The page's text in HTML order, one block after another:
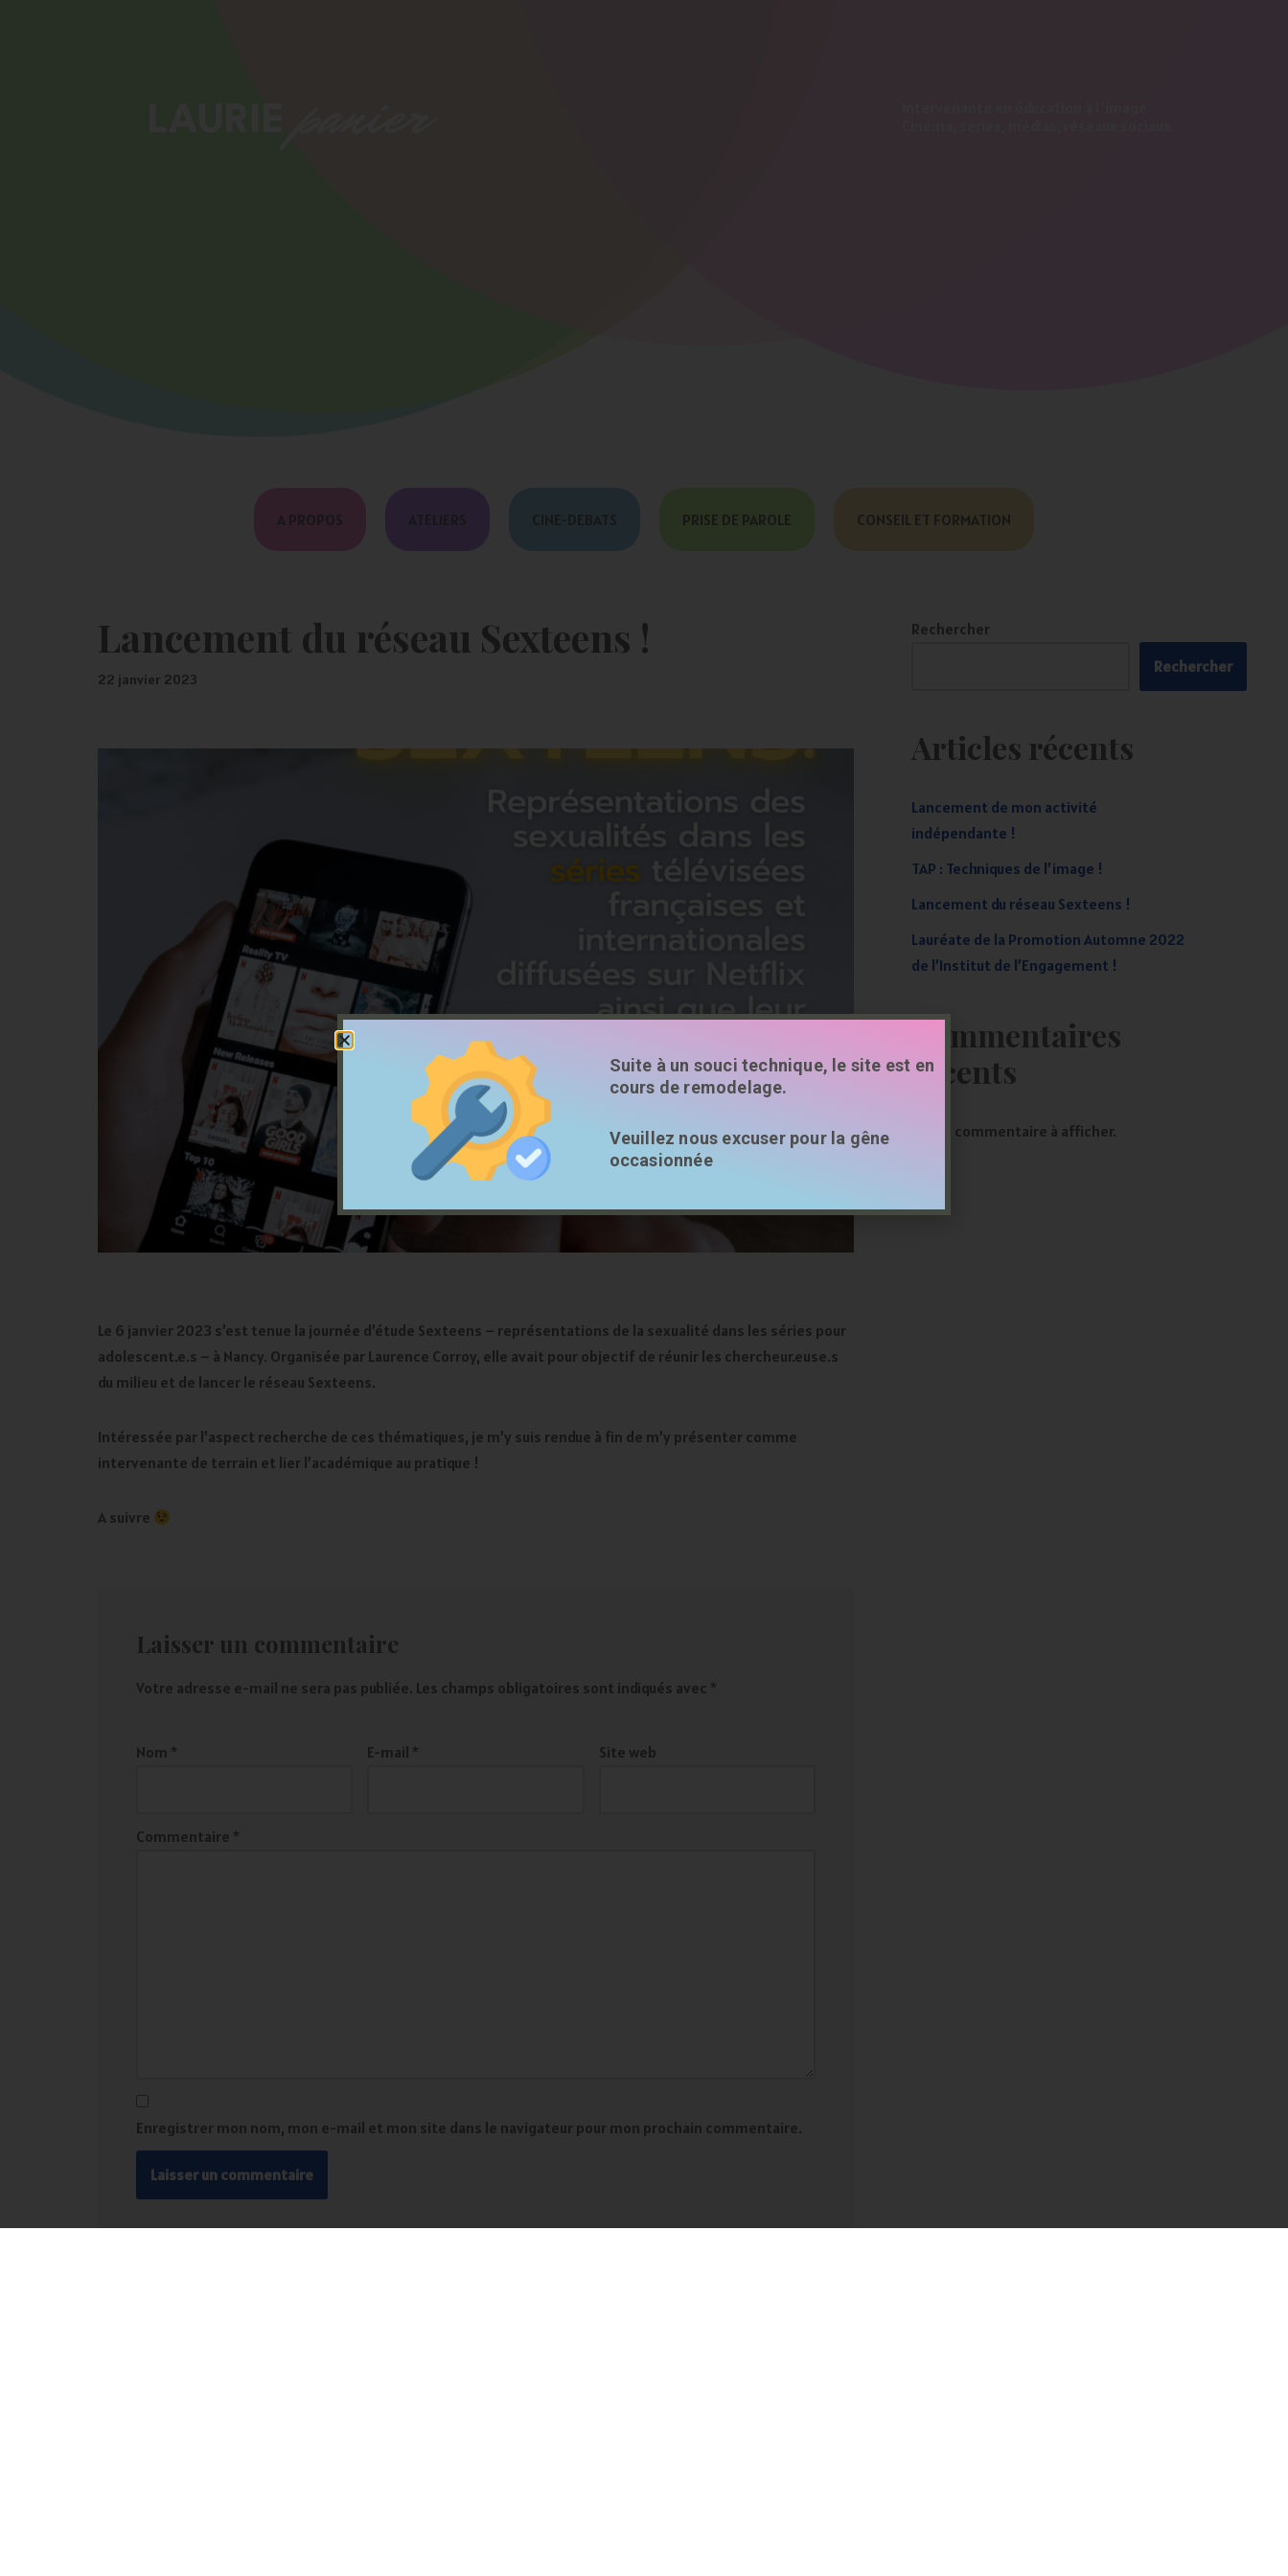
A PROPOS ATELIERS PRISE DE PAROLE CONSEIL ET FORMATION
Lancement du réseau Sexteens !
22 janvier 2023
Le 6 janvier 2023 s’est tenue la journée d’étude Sexteens – représentations de la sexualité dans les séries pour
adolescent.e.s – à Nancy. Organisée par Laurence Corroy, elle avait pour objectif de réunir les chercheur.euse.s
du milieu et de lancer le réseau Sexteens.
Intéressée par l’aspect recherche de ces thématiques, je m’y suis rendue à fin de m’y présenter comme
intervenante de terrain et lier l’académique au pratique !
A suivre
Laisser un commentaire
Votre adresse e-mail ne sera pas publiée. Les champs obligatoires sont indiqués avec *
Nom * E-mail * Site web
Commentaire *
Enregistrer mon nom, mon e-mail et mon site dans le navigateur pour mon prochain commentaire.
Rechercher
Rechercher
Articles récents
Lancement de mon activité
indépendante !
TAP : Techniques de l’image !
Lancement du réseau Sexteens !
Lauréate de la Promotion Automne 2022
de l’Institut de l’Engagement !
Commentaires
récents
Aucun commentaire à afficher.
Suite à un souci technique, le site est en
cours de remodelage.
Veuillez nous excuser pour la gêne
occasionnée